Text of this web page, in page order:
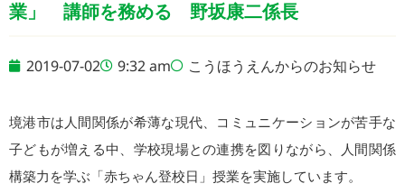
業」 講師を務める 野坂康二係長
2019-07-02 9:32 am こうほうえんからのお知らせ
境港市は人間関係が希薄な現代、コミュニケーションが苦手な
子どもが増える中、学校現場との連携を図りながら、人間関係
構築力を学ぶ「赤ちゃん登校日」授業を実施しています。